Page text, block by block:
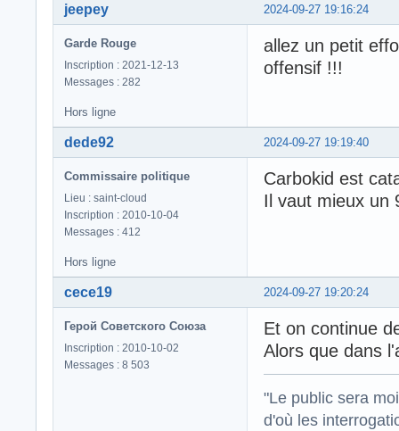
2024-09-27 19:16:24
jeepey
Garde Rouge
Inscription : 2021-12-13
Messages : 282
allez un petit
offensif !!!
Hors ligne
2024-09-27 19:19:40
dede92
Commissaire politique
Lieu : saint-cloud
Inscription : 2010-10-04
Messages : 412
Carbokid est
Il vaut mieux un
Hors ligne
2024-09-27 19:20:24
cece19
Герой Советского Союза
Inscription : 2010-10-02
Messages : 8 503
Et on continue
Alors que dans
"Le public sera
d'où les